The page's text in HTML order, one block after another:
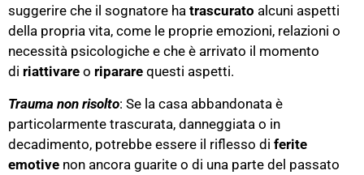
suggerire che il sognatore ha trascurato alcuni aspetti
della propria vita, come le proprie emozioni, relazioni o
necessità psicologiche e che è arrivato il momento
di riattivare o riparare questi aspetti.
Trauma non risolto: Se la casa abbandonata è
particolarmente trascurata, danneggiata o in
decadimento, potrebbe essere il riflesso di ferite
emotive non ancora guarite o di una parte del passato